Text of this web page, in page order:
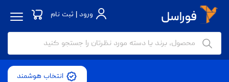
ورود | ثبت نام
انتخاب هوشمند